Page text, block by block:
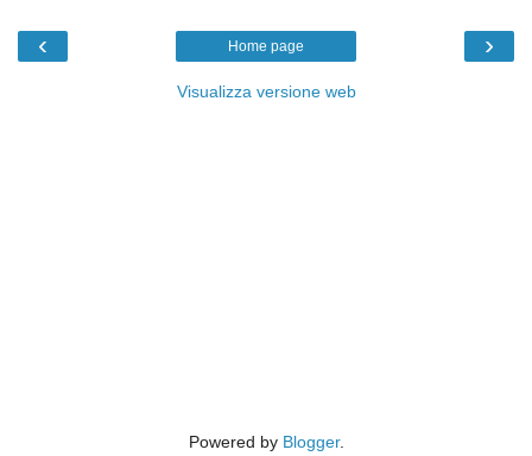
‹ ›
Home page
Visualizza versione web
Powered by Blogger.